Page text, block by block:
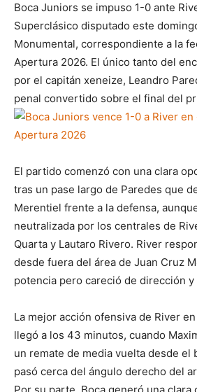
Boca Juniors se impuso 1-0 ante
Superclásico disputado este
Monumental, correspondiente a la
Apertura 2026. El único tanto del
por el capitán xeneize, Leandro
penal convertido sobre el final del
El partido comenzó con una clara
tras un pase largo de Paredes que
Merentiel frente a la defensa,
neutralizada por los centrales de
Quarta y Lautaro Rivero. River
desde fuera del área de Juan Cruz
potencia pero careció de dirección
La mejor acción ofensiva de River
llegó a los 43 minutos, cuando
un remate de media vuelta desde el
pasó cerca del ángulo derecho del